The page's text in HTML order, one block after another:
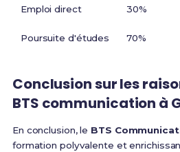
Emploi direct 30%
Poursuite d'études 70%
Conclusion sur les
BTS communication à
En conclusion, le BTS
formation polyvalente et